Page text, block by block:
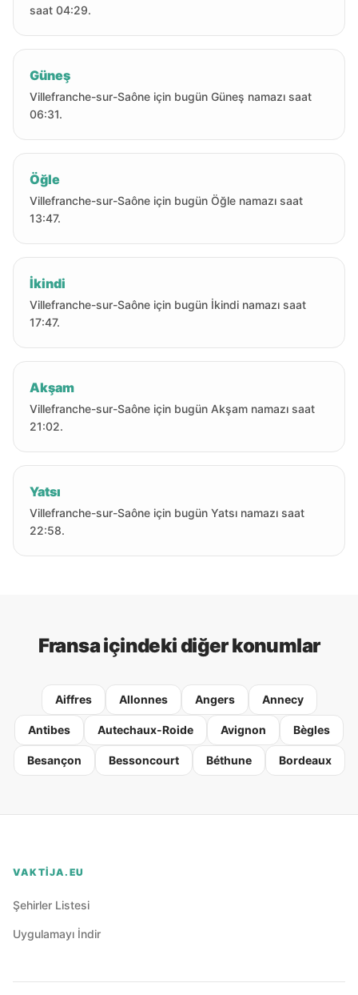
saat 04:29.
Güneş
Villefranche-sur-Saône için bugün Güneş namazı saat
06:31.
Öğle
Villefranche-sur-Saône için bugün Öğle namazı saat
13:47.
İkindi
Villefranche-sur-Saône için bugün İkindi namazı saat
17:47.
Akşam
Villefranche-sur-Saône için bugün Akşam namazı saat
21:02.
Yatsı
Villefranche-sur-Saône için bugün Yatsı namazı saat
22:58.
Fransa içindeki diğer konumlar
Aiffres Allonnes Angers Annecy
Antibes Autechaux-Roide Avignon Bègles
Besançon Bessoncourt Béthune Bordeaux
VAKTIJA.EU
Şehirler Listesi
Uygulamayı İndir